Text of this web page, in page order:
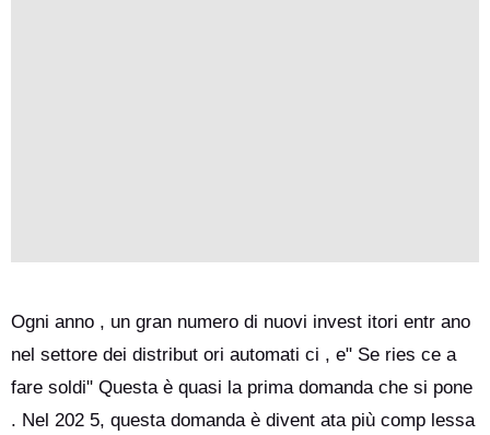
Ogni anno , un gran numero di nuovi invest itori entr ano
nel settore dei distribut ori automati ci , e" Se ries ce a
fare soldi" Questa è quasi la prima domanda che si pone
. Nel 202 5, questa domanda è divent ata più comp lessa